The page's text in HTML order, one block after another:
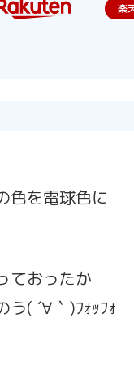
楽
色を電球色に
ておったか
う( ´∀｀)ﾌｫｯﾌｫ